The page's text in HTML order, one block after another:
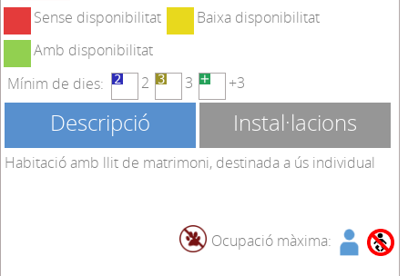
Sense disponibilitat
Baixa disponibilitat
Amb disponibilitat
Mínim de dies:
2 3 +3
Descripció Instal·lacions
Habitació amb llit de matrimoni, destinada a ús individual
Ocupació màxima: